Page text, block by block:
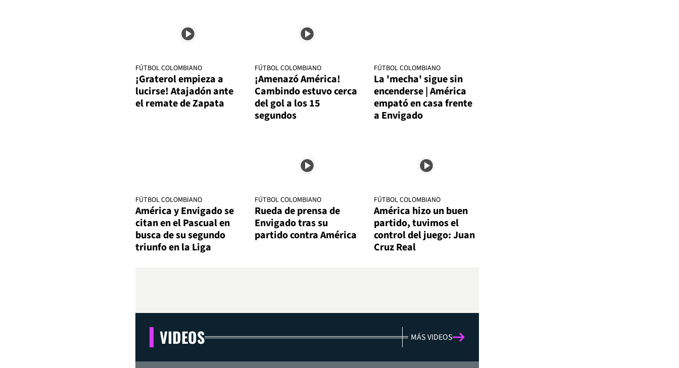
FÚTBOL COLOMBIANO
¡Graterol empieza a
lucirse! Atajadón ante
el remate de Zapata
FÚTBOL COLOMBIANO
¡Amenazó América!
Cambindo estuvo cerca
del gol a los 15
segundos
FÚTBOL COLOMBIANO
La 'mecha' sigue sin
encenderse | América
empató en casa frente
a Envigado
FÚTBOL COLOMBIANO
América y Envigado se
citan en el Pascual en
busca de su segundo
triunfo en la Liga
FÚTBOL COLOMBIANO
Rueda de prensa de
Envigado tras su
partido contra América
FÚTBOL COLOMBIANO
América hizo un buen
partido, tuvimos el
control del juego: Juan
Cruz Real
VIDEOS MÁS VIDEOS